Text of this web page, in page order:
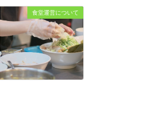
食堂運営について